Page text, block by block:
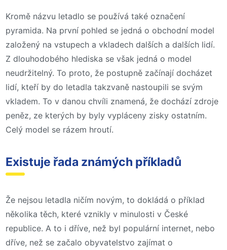
Kromě názvu letadlo se používá také označení
pyramida. Na první pohled se jedná o obchodní model
založený na vstupech a vkladech dalších a dalších lidí.
Z dlouhodobého hlediska se však jedná o model
neudržitelný. To proto, že postupně začínají docházet
lidí, kteří by do letadla takzvaně nastoupili se svým
vkladem. To v danou chvíli znamená, že dochází zdroje
peněz, ze kterých by byly vypláceny zisky ostatním.
Celý model se rázem hroutí.
Existuje řada známých příkladů
Že nejsou letadla ničím novým, to dokládá o příklad
několika těch, které vznikly v minulosti v České
republice. A to i dříve, než byl populární internet, nebo
dříve, než se začalo obyvatelstvo zajímat o